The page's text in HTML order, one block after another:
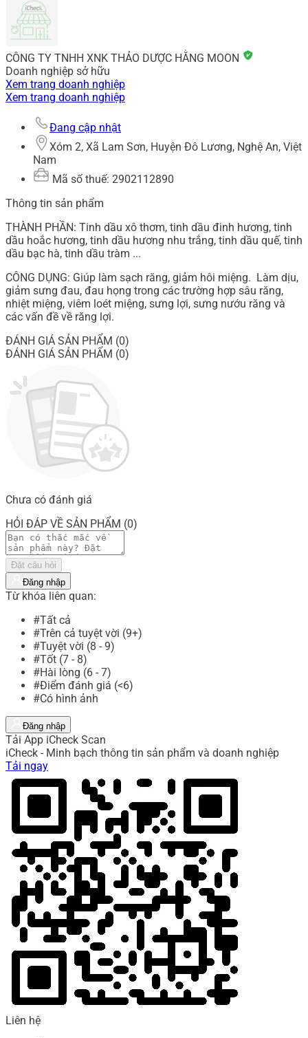
CÔNG TY TNHH XNK THẢO DƯỢC HẰNG MOON
Doanh nghiệp sở hữu
Xem trang doanh nghiệp
Xem trang doanh nghiệp
Đang cập nhật
Xóm 2, Xã Lam Sơn, Huyện Đô Lương, Nghệ An, Việt
Nam
Mã số thuế: 2902112890
Thông tin sản phẩm
THÀNH PHẦN: Tinh dầu xô thơm, tinh dầu đinh hương, tinh
dầu hoắc hương, tinh dầu hương nhu trắng, tinh dầu quế, tinh
dầu bạc hà, tinh dầu tràm ...
CÔNG DỤNG: Giúp làm sạch răng, giảm hôi miệng. Làm dịu,
giảm sưng đau, đau họng trong các trường hợp sâu răng,
nhiệt miệng, viêm loét miệng, sưng lợi, sưng nướu răng và
các vấn đề về răng lợi.
ĐÁNH GIÁ SẢN PHẨM (0)
ĐÁNH GIÁ SẢN PHẨM (0)
Chưa có đánh giá
HỎI ĐÁP VỀ SẢN PHẨM (0)
Đặt câu hỏi
Đăng nhập
Từ khóa liên quan:
#Tất cả
#Trên cả tuyệt vời (9+)
#Tuyệt vời (8 - 9)
#Tốt (7 - 8)
#Hài lòng (6 - 7)
#Điểm đánh giá (<6)
#Có hình ảnh
Đăng nhập
Tải App iCheck Scan
iCheck - Minh bạch thông tin sản phẩm và doanh nghiệp
Tải ngay
Liên hệ